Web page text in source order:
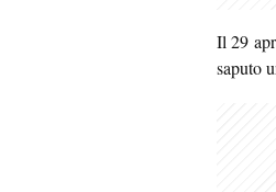
Il 29
saputo